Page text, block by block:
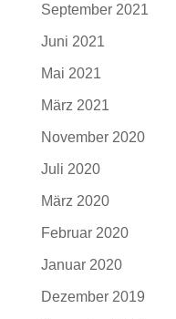
September 2021
Juni 2021
Mai 2021
März 2021
November 2020
Juli 2020
März 2020
Februar 2020
Januar 2020
Dezember 2019